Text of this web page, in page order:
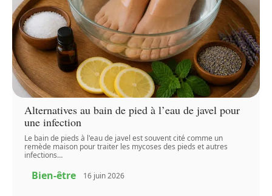
Alternatives au bain de pied à l’eau de javel pour
une infection
Le bain de pieds à l'eau de javel est souvent cité comme un
remède maison pour traiter les mycoses des pieds et autres
infections…
Bien-être 16 juin 2026